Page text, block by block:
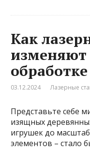
Как
изменяют
03.12.2024 Лазерные
Представьте себе
изящных
игрушек до
элементов – стало